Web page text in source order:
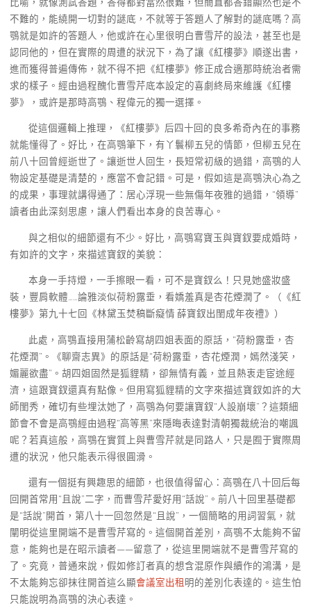
不難的，能繞開一切對的謎底，不就等于答題人了解對的謎底嗎？高
鶚就是如許的答題人，他或許在心里很明白曹雪芹的設法，甚至也是
認同他的，但在實際的周遭的狀況下，為了讓《紅樓夢》順遂出書，
進而獲得普遍傳佈，就不得不把《紅樓夢》修正成合適那時統治者需
求的樣子。經由過程醜化曹雪芹底本設定的喜劇終局來維護《紅樓
夢》，或許是那時高鶚、程偉元的獨一選擇。
從這個邏輯上推理，《紅樓夢》后四十回的良多希奇內在的事務
就能懂得了。好比，在高鶚筆下，有丫鬟柳五兒的情節，但柳五兒在
前八十回曾經逝世了。讓逝世人回生，長短常初級的過錯，高鶚的人
物設定基礎是清楚的，應當不會記錯。可是，假如這是高鶚決心為之
的成果，事理就講得通了：居心浮現一些無傷年夜雅的過錯，“領導”
讀者由此深刻思慮，讓人們看出本身的良苦專心。
與之相似的細節還有不少。好比，高鶚寫寶玉與寶釵要成婚時，
有如許的文字，來描述寶釵的美貌：
本身一手持燈，一手擦眼一看，可不是寶釵么！只見她盛妝盛
裝，豐肩軟體……論雅淡似荷粉露垂，看嬌羞真是杏花煙潤了。（《紅
樓夢》第九十七回《林黛玉焚稿斷癡情 薛寶釵出閨成年夜禮》）
此處，高鶚直接用蒲松齡寫胡四姐表面的原話，“荷粉露垂，杏
花煙潤”。《聊齋志異》的原話是“荷粉露垂，杏花煙潤，嫣然淺笑，
媚麗欲盡”。胡四姐固然是狐貍精，卻無情有義，並且熱衷走宦途經
濟，這跟寶釵還真有點像。但用寫狐貍精的文字來描述寶釵如許的大
師閨秀，確切有些埋汰她了，高鶚為何要讓寶釵“人設崩壞”？這類細
節會不會是高鶚經由過程“高等黑”來隱晦表達對清朝獨裁統治的嘲諷
呢？若真這般，高鶚在實質上與曹雪芹就是同路人，只是囿于實際周
遭的狀況，他只能表示得很圓滑。
還有一個挺有興趣思的細節，也很值得留心：高鶚在八十回后每
回開首常用“且說”二字，而曹雪芹愛好用“話說”。前八十回里基礎都
是“話說”開首，第八十一回忽然是“且說”，一個簡略的用詞習氣，就
闡明從這里開端不是曹雪芹寫的。這個開首差別，高鶚不太能夠不留
意，能夠也是在昭示讀者——留意了，從這里開端就不是曹雪芹寫的
了。究竟，普通來說，假如修訂者真的想含混原作與續作的鴻溝，是
不太能夠忘卻抹往開首這么顯會議室出租 明的差別化表達的。這生怕
只能說明為高鶚的決心表達。